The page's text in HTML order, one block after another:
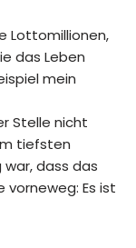
Lottomillionen,
das Leben
mein
Stelle nicht
tiefsten
dass das
vorneweg: Es ist